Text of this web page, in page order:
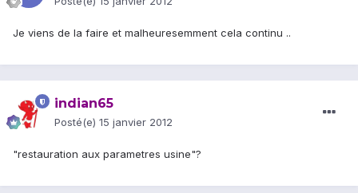
Je viens de la faire et malheuresemment cela continu ..
indian65
Posté(e) 15 janvier 2012
"restauration aux parametres usine"?